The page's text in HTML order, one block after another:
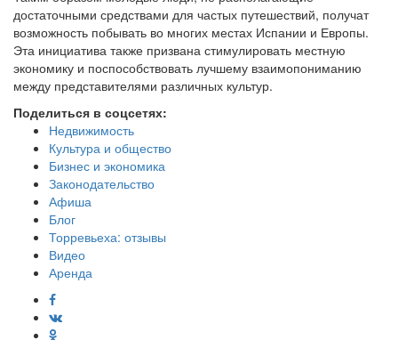
достаточными средствами для частых путешествий, получат
возможность побывать во многих местах Испании и Европы.
Эта инициатива также призвана стимулировать местную
экономику и поспособствовать лучшему взаимопониманию
между представителями различных культур.
Поделиться в соцсетях:
Недвижимость
Культура и общество
Бизнес и экономика
Законодательство
Афиша
Блог
Торревьеха: отзывы
Видео
Аренда